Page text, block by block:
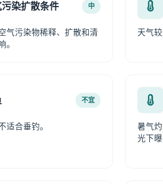
染扩散条件 中
气污染物稀释、扩散和清
。
天气
不宜
适合垂钓。
暑气
光下曝